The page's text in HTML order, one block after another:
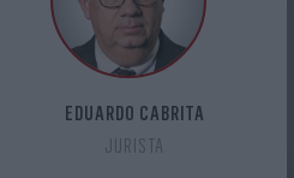
EDUARDO CABRITA
JURISTA